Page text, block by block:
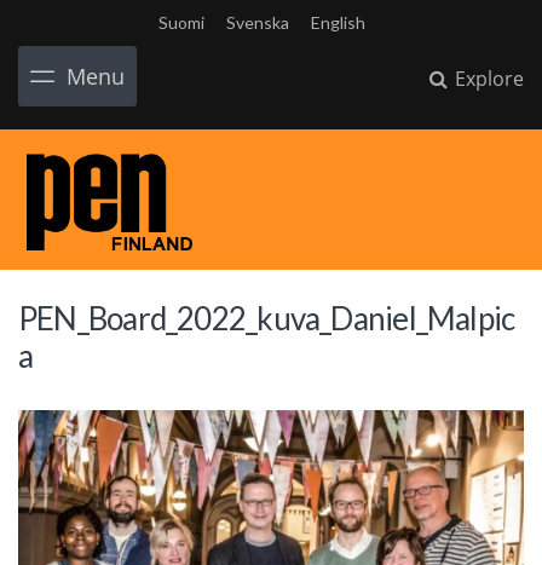
Suomi Svenska English
Menu Explore
PEN_Board_2022_kuva_Daniel_Malpic
a